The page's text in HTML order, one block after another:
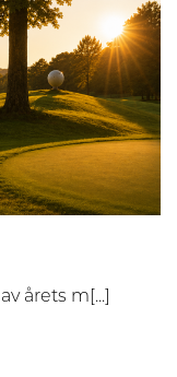
årets m[...]